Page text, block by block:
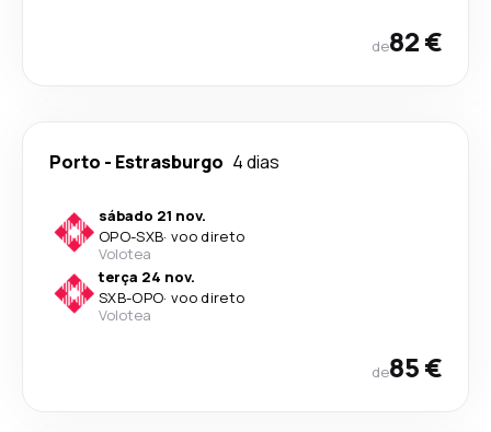
de82 €
Porto - Estrasburgo 4 dias
sábado 21 nov.
OPO-SXB· voo direto
Volotea
terça 24 nov.
SXB-OPO· voo direto
Volotea
de85 €